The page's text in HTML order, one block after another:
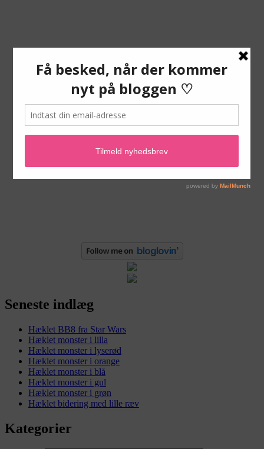
Seneste indlæg
Hæklet BB8 fra Star Wars
Hæklet monster i lilla
Hæklet monster i lyserød
Hæklet monster i orange
Hæklet monster i blå
Hæklet monster i gul
Hæklet monster i grøn
Hæklet bidering med lille ræv
Kategorier